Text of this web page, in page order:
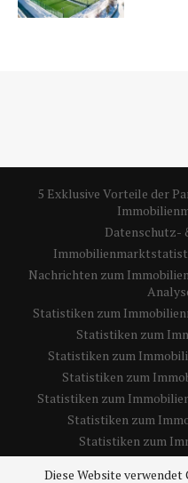
5 Exklusive Vorteile der
Datenschutz-
Nachrichten zum
Statistiken zum
Statistiken zum
Statistiken zum
Statistiken zum
Statistiken zum
Statistiken zum
Statistiken zum
Diese Website